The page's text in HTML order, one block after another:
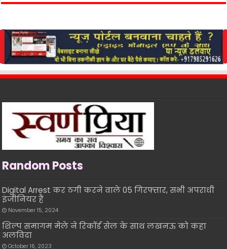
Random Posts
Digital Arrest कर ठगी करने वाले 05 गिरफ्तार, सभी अपराधी
इंजीनियर हैं
November 15, 2024
शिल्प समागम मेले ने रिकॉर्ड सेल के साथ लखनऊ को कहा
अलविदा
October 16, 2023